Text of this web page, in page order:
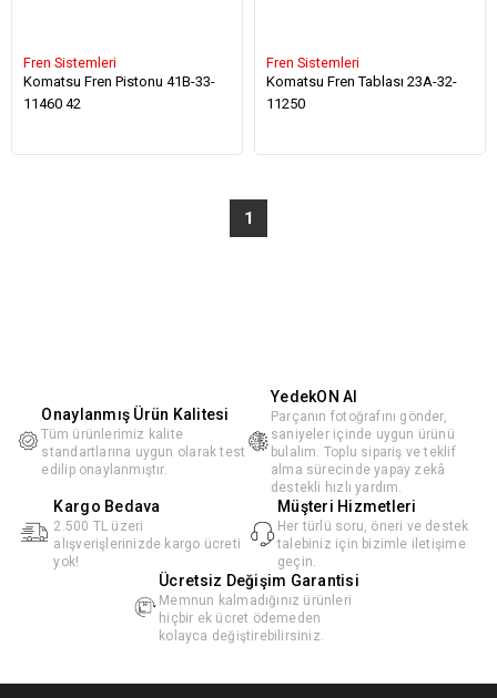
Fren Sistemleri
Komatsu Fren Pistonu 41B-33-
11460 42
Fren Sistemleri
Komatsu Fren Tablası 23A-32-
11250
1
Onaylanmış Ürün Kalitesi
Tüm ürünlerimiz kalite
standartlarına uygun olarak test
edilip onaylanmıştır.
YedekON AI
Parçanın fotoğrafını gönder,
saniyeler içinde uygun ürünü
bulalım. Toplu sipariş ve teklif
alma sürecinde yapay zekâ
destekli hızlı yardım.
Kargo Bedava
2.500 TL üzeri
alışverişlerinizde kargo ücreti
yok!
Müşteri Hizmetleri
Her türlü soru, öneri ve destek
talebiniz için bizimle iletişime
geçin.
Ücretsiz Değişim Garantisi
Memnun kalmadığınız ürünleri
hiçbir ek ücret ödemeden
kolayca değiştirebilirsiniz.